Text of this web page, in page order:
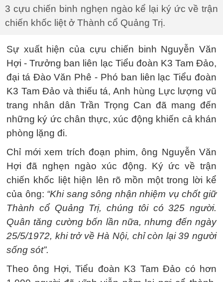
3 cựu chiến binh nghẹn ngào kể lại ký ức về trận
chiến khốc liệt ở Thành cổ Quảng Trị.
Sự xuất hiện của cựu chiến binh Nguyễn Văn
Hợi - Trưởng ban liên lạc Tiểu đoàn K3 Tam Đảo,
đại tá Đào Văn Phê - Phó ban liên lạc Tiểu đoàn
K3 Tam Đảo và thiếu tá, Anh hùng Lực lượng vũ
trang nhân dân Trần Trọng Can đã mang đến
những ký ức chân thực, xúc động khiến cả khán
phòng lặng đi.
Chỉ mới xem trích đoạn phim, ông Nguyễn Văn
Hợi đã nghẹn ngào xúc động. Ký ức về trận
chiến khốc liệt hiện lên rõ mồn một trong lời kể
của ông: “Khi sang sông nhận nhiệm vụ chốt giữ
Thành cổ Quảng Trị, chúng tôi có 325 người.
Quân tăng cường bốn lần nữa, nhưng đến ngày
25/5/1972, khi trở về Hà Nội, chỉ còn lại 39 người
sống sót”.
Theo ông Hợi, Tiểu đoàn K3 Tam Đảo có hơn